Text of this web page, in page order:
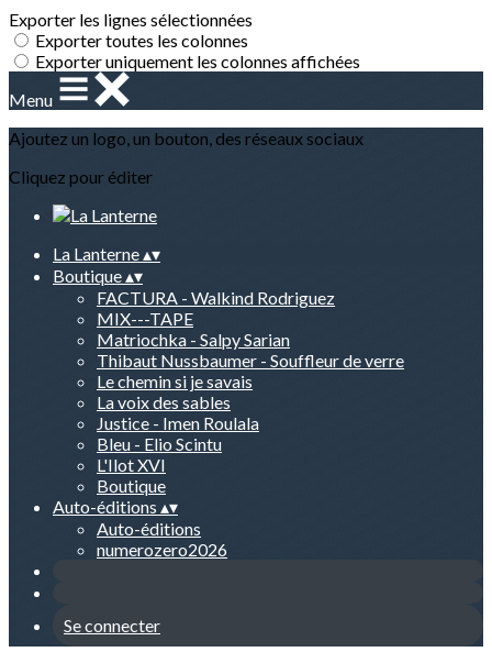
Exporter les lignes sélectionnées
Exporter toutes les colonnes
Exporter uniquement les colonnes affichées
Menu
Ajoutez un logo, un bouton, des réseaux sociaux
Cliquez pour éditer
La Lanterne▴▾
Boutique▴▾
FACTURA - Walkind Rodriguez
MIX---TAPE
Matriochka - Salpy Sarian
Thibaut Nussbaumer - Souffleur de verre
Le chemin si je savais
La voix des sables
Justice - Imen Roulala
Bleu - Elio Scintu
L'Ilot XVI
Boutique
Auto-éditions ▴▾
Auto-éditions
numerozero2026
Se connecter